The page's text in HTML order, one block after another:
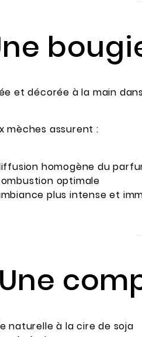
et décorée à la main
mèches assurent :
homogène du
optimale
plus intense et
naturelle à la cire de soja